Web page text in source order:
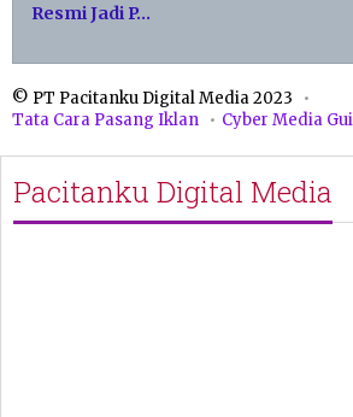
Resmi Jadi P…
© PT Pacitanku Digital Media 2023
Tata Cara Pasang Iklan
Cyber Media
Pacitanku Digital Media